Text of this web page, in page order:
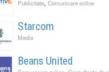
It Back, Pepsi!
nu mai concurează
to Human. Cum
Publicitate, Comunicare online
Starcom
Media
Beans United